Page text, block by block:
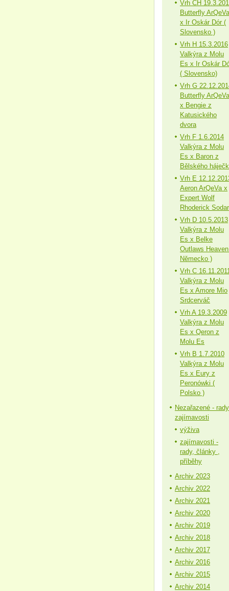
Vrh CH
Butterfly ArQeVa
x Ir Oskár Dór (
Slovensko )
Vrh H 15.3.2016
Valkýra z Molu
Es x Ir Oskár
( Slovensko)
Vrh G
Butterfly ArQeVa
x Bengie z
Katusického
dvora
Vrh F 1.6.2014
Valkýra z Molu
Es x Baron z
Bělského
Vrh E
Aeron ArQeVa x
Expert Wolf
Rhoderick Sodar
Vrh D 10.5.2013
Valkýra z Molu
Es x Belke
Outlaws
Německo )
Vrh C
Valkýra z Molu
Es x Amore Mio
Srdcerváč
Vrh A 19.3.2009
Valkýra z Molu
Es x Qeron z
Molu Es
Vrh B 1.7.2010
Valkýra z Molu
Es x Eury z
Peronówki (
Polsko )
Nezařazené -
zajímavosti
výživa
zajímavosti -
rady, články ,
příběhy
Archiv 2023
Archiv 2022
Archiv 2021
Archiv 2020
Archiv 2019
Archiv 2018
Archiv 2017
Archiv 2016
Archiv 2015
Archiv 2014